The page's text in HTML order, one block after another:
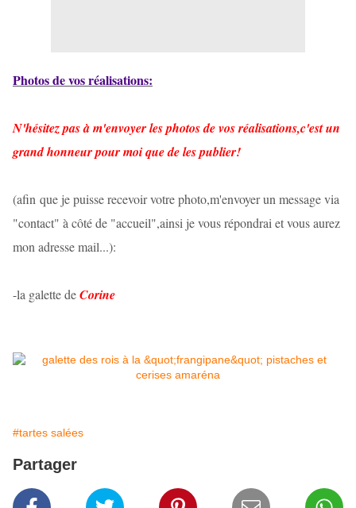
Photos de vos réalisations:
N'hésitez pas à m'envoyer les photos de vos réalisations,c'est un
grand honneur pour moi que de les publier!
(afin que je puisse recevoir votre photo,m'envoyer un message via
"contact" à côté de "accueil",ainsi je vous répondrai et vous aurez
mon adresse mail...):
-la galette deCorine
#tartes salées
Partager